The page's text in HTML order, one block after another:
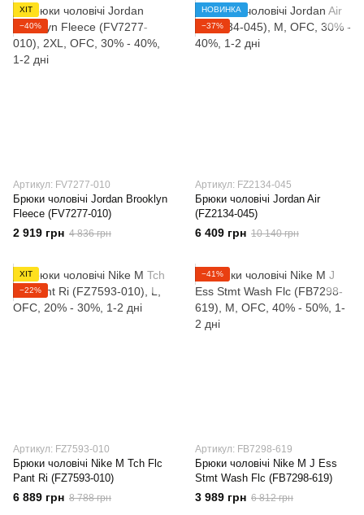
ХІТ
−40%
Артикул: FV7277-010
Брюки чоловічі Jordan Brooklyn
Fleece (FV7277-010)
2 919 грн 4 836 грн
НОВИНКА
−37%
Артикул: FZ2134-045
Брюки чоловічі Jordan Air
(FZ2134-045)
6 409 грн 10 140 грн
ХІТ
−22%
Артикул: FZ7593-010
Брюки чоловічі Nike M Tch Flc
Pant Ri (FZ7593-010)
6 889 грн 8 788 грн
−41%
Артикул: FB7298-619
Брюки чоловічі Nike M J Ess
Stmt Wash Flc (FB7298-619)
3 989 грн 6 812 грн